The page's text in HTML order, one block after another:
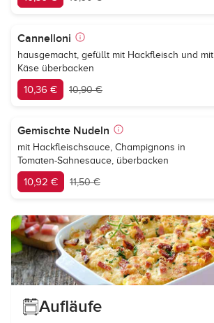
Cannelloni
hausgemacht, gefüllt mit Hackfleisch und mit
Käse überbacken
10,36 € 10,90 €
Gemischte Nudeln
mit Hackfleischsauce, Champignons in
Tomaten-Sahnesauce, überbacken
10,92 € 11,50 €
Aufläufe